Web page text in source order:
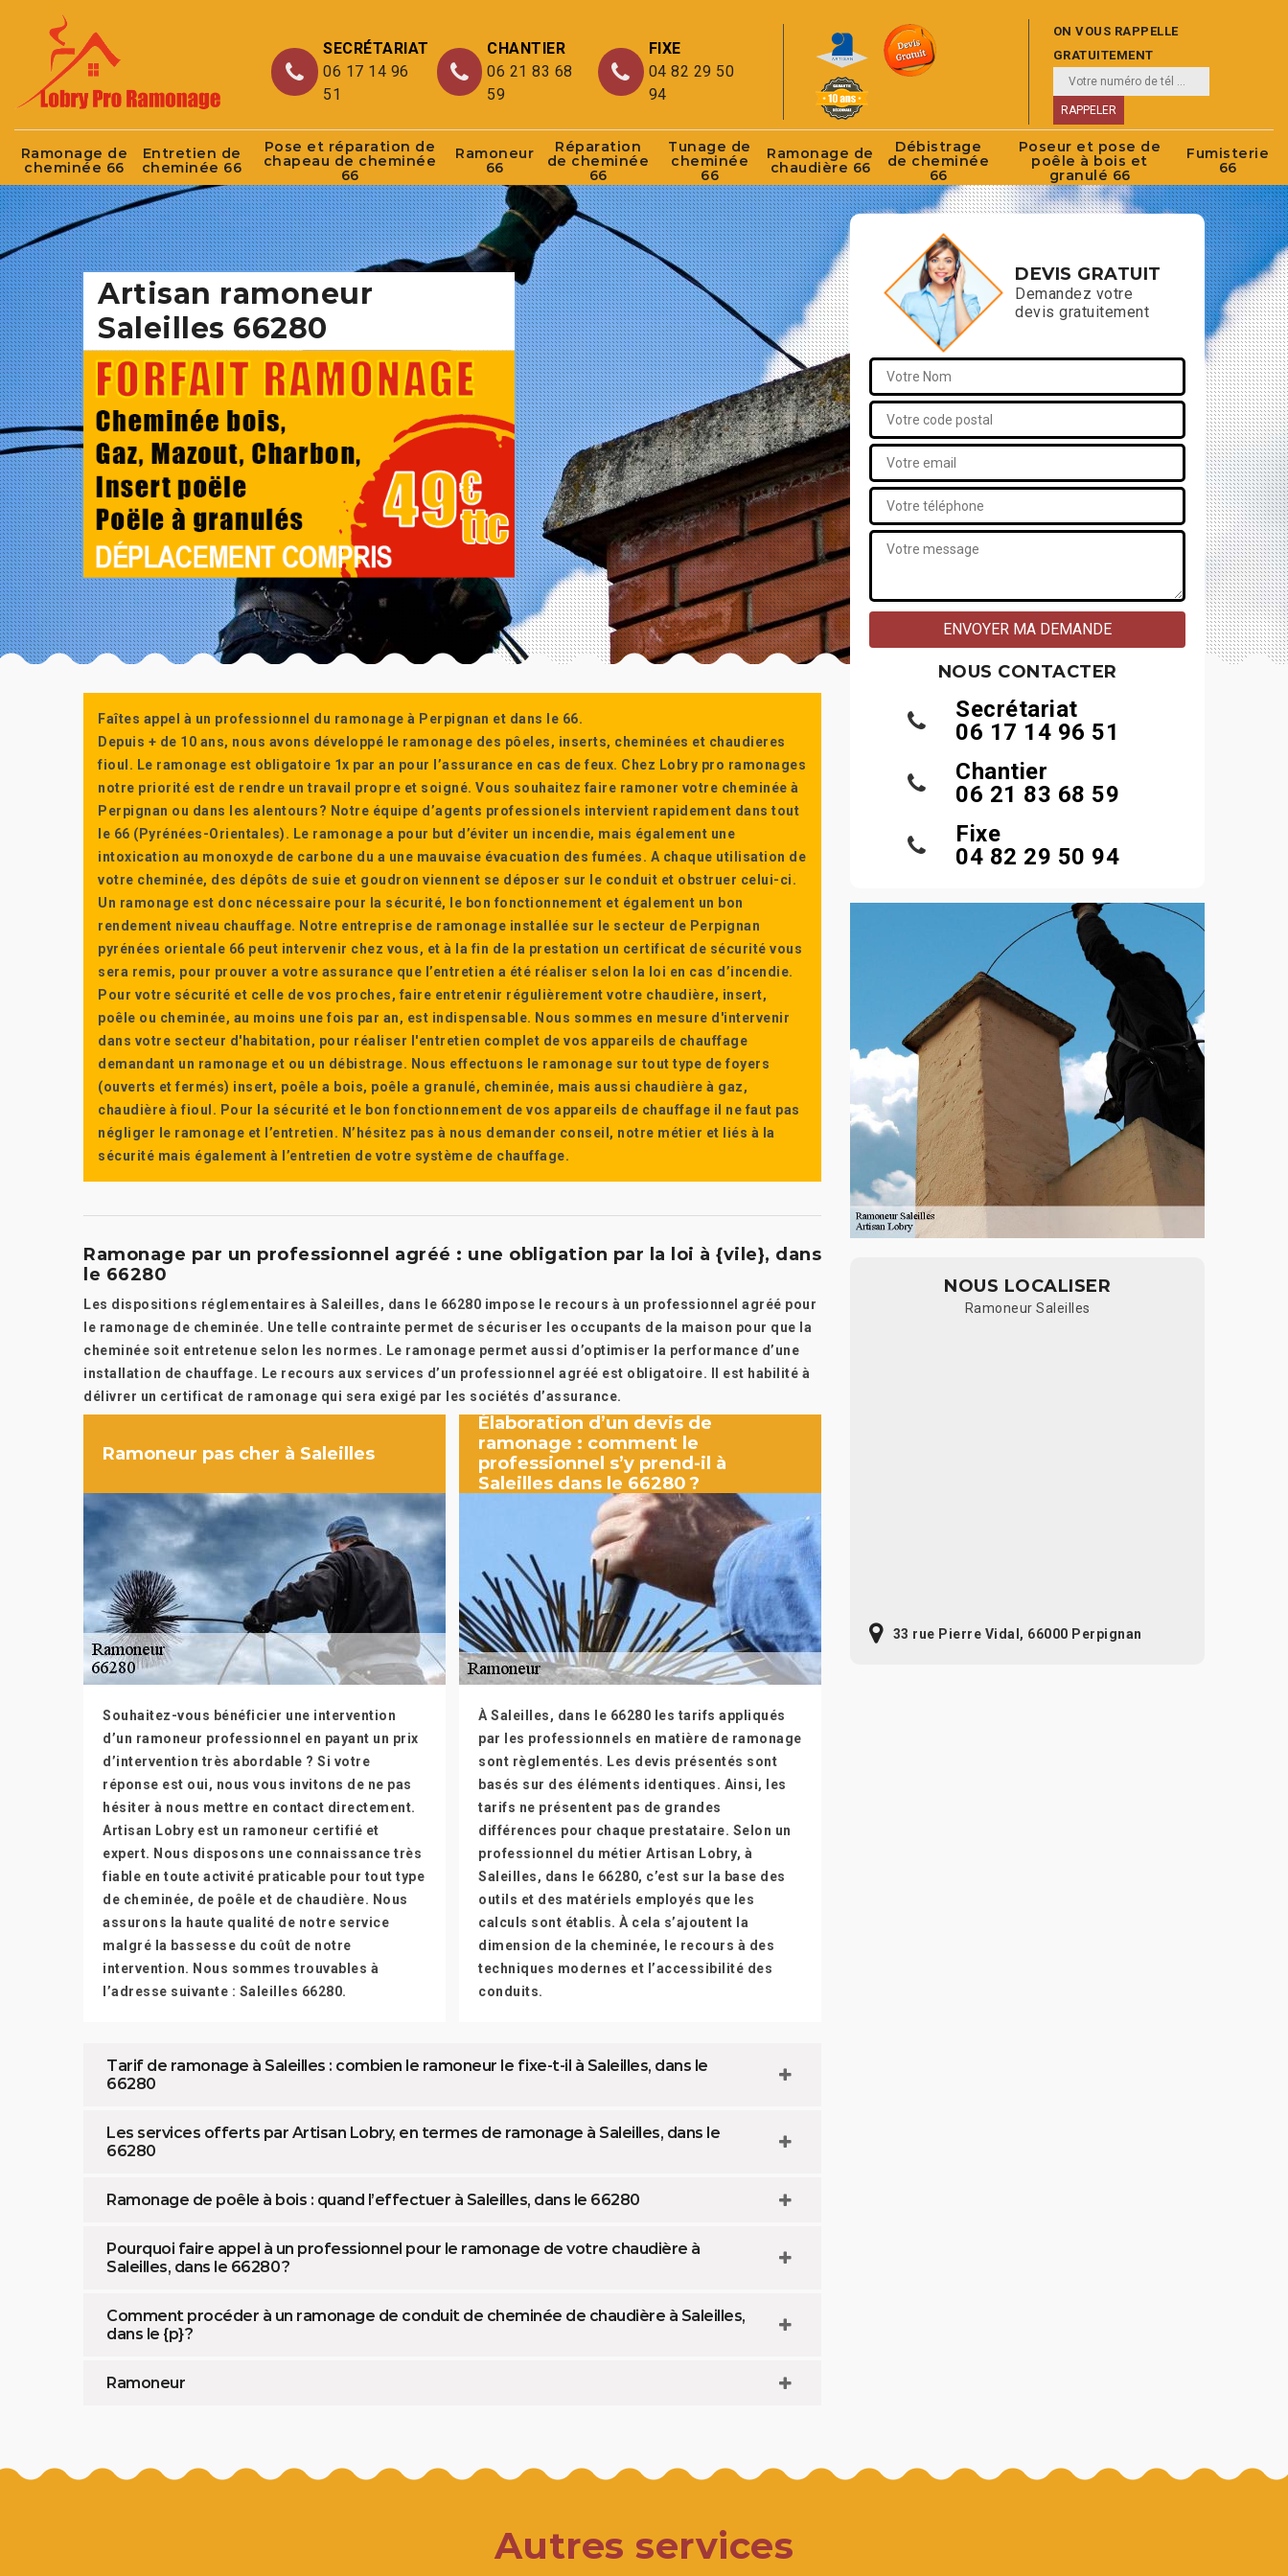
SECRÉTARIAT
06 17 14 96
51
CHANTIER
06 21 83 68
59
FIXE
04 82 29 50
94
ON VOUS RAPPELLE
GRATUITEMENT
Ramonage de
cheminée 66
Entretien de
cheminée 66
Pose et réparation de
chapeau de cheminée
66
Ramoneur
66
Réparation
de cheminée
66
Tunage de
cheminée
66
Ramonage de
chaudière 66
Débistrage
de cheminée
66
Poseur et pose de
poêle à bois et
granulé 66
Fumisterie
66
Artisan ramoneur
Saleilles 66280
Faîtes appel à un professionnel du ramonage à Perpignan et dans le 66.
Depuis + de 10 ans, nous avons développé le ramonage des pôeles, inserts, cheminées et chaudieres
fioul. Le ramonage est obligatoire 1x par an pour l’assurance en cas de feux. Chez Lobry pro ramonages
notre priorité est de rendre un travail propre et soigné. Vous souhaitez faire ramoner votre cheminée à
Perpignan ou dans les alentours? Notre équipe d’agents professionels intervient rapidement dans tout
le 66 (Pyrénées-Orientales). Le ramonage a pour but d’éviter un incendie, mais également une
intoxication au monoxyde de carbone du a une mauvaise évacuation des fumées. A chaque utilisation de
votre cheminée, des dépôts de suie et goudron viennent se déposer sur le conduit et obstruer celui-ci.
Un ramonage est donc nécessaire pour la sécurité, le bon fonctionnement et également un bon
rendement niveau chauffage. Notre entreprise de ramonage installée sur le secteur de Perpignan
pyrénées orientale 66 peut intervenir chez vous, et à la fin de la prestation un certificat de sécurité vous
sera remis, pour prouver a votre assurance que l’entretien a été réaliser selon la loi en cas d’incendie.
Pour votre sécurité et celle de vos proches, faire entretenir régulièrement votre chaudière, insert,
poêle ou cheminée, au moins une fois par an, est indispensable. Nous sommes en mesure d'intervenir
dans votre secteur d'habitation, pour réaliser l'entretien complet de vos appareils de chauffage
demandant un ramonage et ou un débistrage. Nous effectuons le ramonage sur tout type de foyers
(ouverts et fermés) insert, poêle a bois, poêle a granulé, cheminée, mais aussi chaudière à gaz,
chaudière à fioul. Pour la sécurité et le bon fonctionnement de vos appareils de chauffage il ne faut pas
négliger le ramonage et l’entretien. N’hésitez pas à nous demander conseil, notre métier et liés à la
sécurité mais également à l’entretien de votre système de chauffage.
Ramonage par un professionnel agréé : une obligation par la loi à {vile}, dans
le 66280
Les dispositions réglementaires à Saleilles, dans le 66280 impose le recours à un professionnel agréé pour
le ramonage de cheminée. Une telle contrainte permet de sécuriser les occupants de la maison pour que la
cheminée soit entretenue selon les normes. Le ramonage permet aussi d’optimiser la performance d’une
installation de chauffage. Le recours aux services d’un professionnel agréé est obligatoire. Il est habilité à
délivrer un certificat de ramonage qui sera exigé par les sociétés d’assurance.
Ramoneur pas cher à Saleilles
Souhaitez-vous bénéficier une intervention
d’un ramoneur professionnel en payant un prix
d’intervention très abordable ? Si votre
réponse est oui, nous vous invitons de ne pas
hésiter à nous mettre en contact directement.
Artisan Lobry est un ramoneur certifié et
expert. Nous disposons une connaissance très
fiable en toute activité praticable pour tout type
de cheminée, de poêle et de chaudière. Nous
assurons la haute qualité de notre service
malgré la bassesse du coût de notre
intervention. Nous sommes trouvables à
l’adresse suivante : Saleilles 66280.
Élaboration d’un devis de
ramonage : comment le
professionnel s’y prend-il à
Saleilles dans le 66280 ?
À Saleilles, dans le 66280 les tarifs appliqués
par les professionnels en matière de ramonage
sont règlementés. Les devis présentés sont
basés sur des éléments identiques. Ainsi, les
tarifs ne présentent pas de grandes
différences pour chaque prestataire. Selon un
professionnel du métier Artisan Lobry, à
Saleilles, dans le 66280, c’est sur la base des
outils et des matériels employés que les
calculs sont établis. À cela s’ajoutent la
dimension de la cheminée, le recours à des
techniques modernes et l’accessibilité des
conduits.
Tarif de ramonage à Saleilles : combien le ramoneur le fixe-t-il à Saleilles, dans le
66280
Les services offerts par Artisan Lobry, en termes de ramonage à Saleilles, dans le
66280
Ramonage de poêle à bois : quand l’effectuer à Saleilles, dans le 66280
Pourquoi faire appel à un professionnel pour le ramonage de votre chaudière à
Saleilles, dans le 66280 ?
Comment procéder à un ramonage de conduit de cheminée de chaudière à Saleilles,
dans le {p} ?
Ramoneur
DEVIS GRATUIT
Demandez votre
devis gratuitement
NOUS CONTACTER
Secrétariat
06 17 14 96 51
Chantier
06 21 83 68 59
Fixe
04 82 29 50 94
NOUS LOCALISER
Ramoneur Saleilles
33 rue Pierre Vidal, 66000 Perpignan
Autres services